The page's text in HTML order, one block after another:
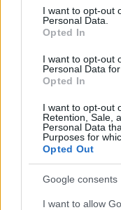
consent section.
I want to opt-out
Personal Data.
Opted In
I want to opt-out
Personal Data
Opted In
I want to opt-out
Retention, Sale,
Personal Data
Purposes for
Opted Out
Google consents
I want to allow